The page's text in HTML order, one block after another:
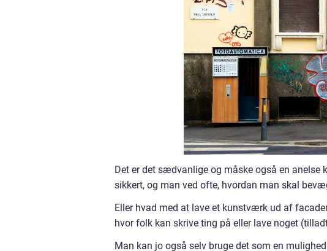
Det er det sædvanlige og måske også en anelse
sikkert, og man ved ofte, hvordan man skal
Eller hvad med at lave et kunstværk ud af
hvor folk kan skrive ting på eller lave noget
Man kan jo også selv bruge det som en